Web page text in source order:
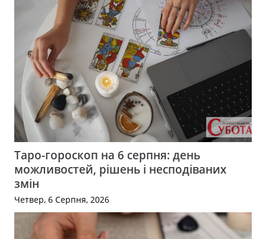
Таро-гороскоп на 6 серпня: день
можливостей, рішень і несподіваних
змін
Четвер, 6 Серпня, 2026